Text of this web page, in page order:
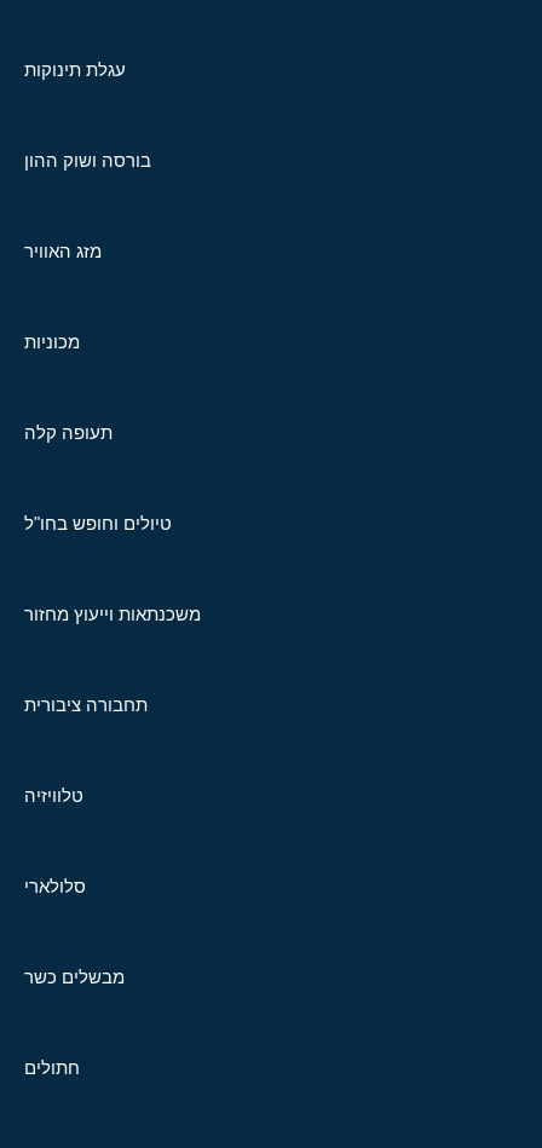
עגלת תינוקות
בורסה ושוק ההון
מזג האוויר
מכוניות
תעופה קלה
טיולים וחופש בחו"ל
משכנתאות וייעוץ מחזור
תחבורה ציבורית
טלוויזיה
סלולארי
מבשלים כשר
חתולים